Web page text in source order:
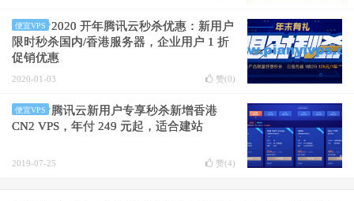
便宜VPS
2020 开年腾讯云秒杀优惠：新用户
限时秒杀国内/香港服务器，企业用户 1 折
促销优惠
2020-01-03 赞(0)
便宜VPS
腾讯云新用户专享秒杀新增香港
CN2 VPS，年付 249 元起，适合建站
2019-07-25 赞(4)